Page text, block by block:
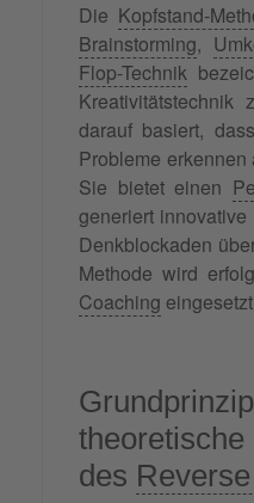
Die Kopfstand-
Brainstorming,
Flop-Technik
Kreativitätstechnik
darauf basiert,
Probleme
Sie bietet einen
generiert
Denkblockaden
Methode wird
Coaching
des